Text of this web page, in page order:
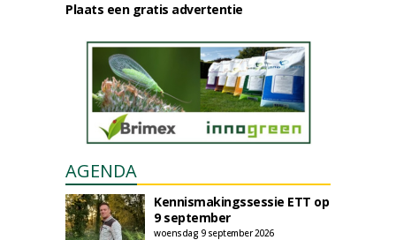
Plaats een gratis advertentie
AGENDA
Kennismakingssessie ETT op
9 september
woensdag 9 september 2026